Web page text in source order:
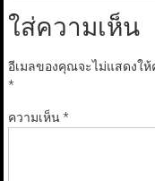
ใส่ความเห็น
อีเมลของคุณจะไม่แสดงใ
*
ความเห็น*